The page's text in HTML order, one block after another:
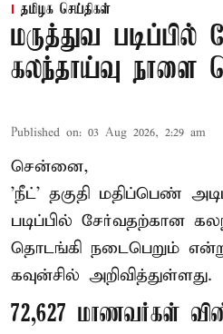
தமிழக செய்திகள்
மருத்துவ படிப்பில்
கலந்தாய்வு நாளை
Published on: 03 Aug 2026, 2:29 am
சென்னை,
'நீட்' தகுதி மதிப்பெண்
படிப்பில் சேர்வதற்கான
தொடங்கி நடைபெறும்
கவுன்சில் அறிவித்துள்ளது.
72,627 மாணவர்கள்